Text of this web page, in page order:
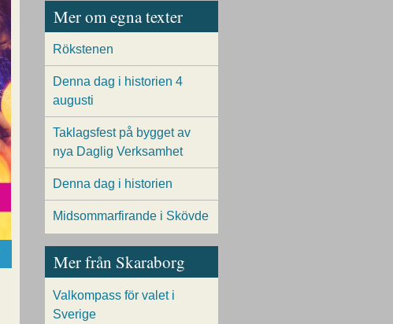
Mer om egna texter
Rökstenen
Denna dag i historien 4
augusti
Taklagsfest på bygget av
nya Daglig Verksamhet
Denna dag i historien
Midsommarfirande i Skövde
Mer från Skaraborg
Valkompass för valet i
Sverige